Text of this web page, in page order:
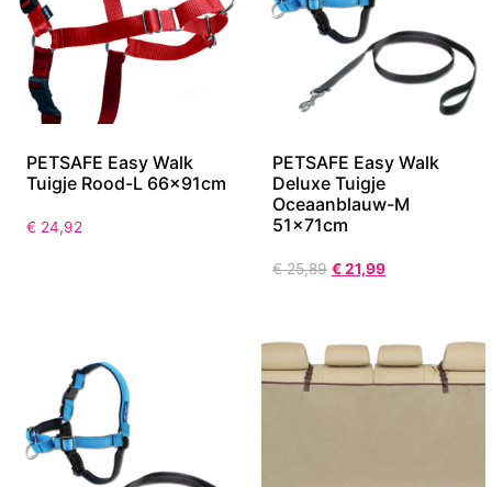
PETSAFE Easy Walk
Tuigje Rood-L 66x91cm
€ 24,92
PETSAFE Easy Walk
Deluxe Tuigje
Oceaanblauw-M
51x71cm
€25,89 €21,99